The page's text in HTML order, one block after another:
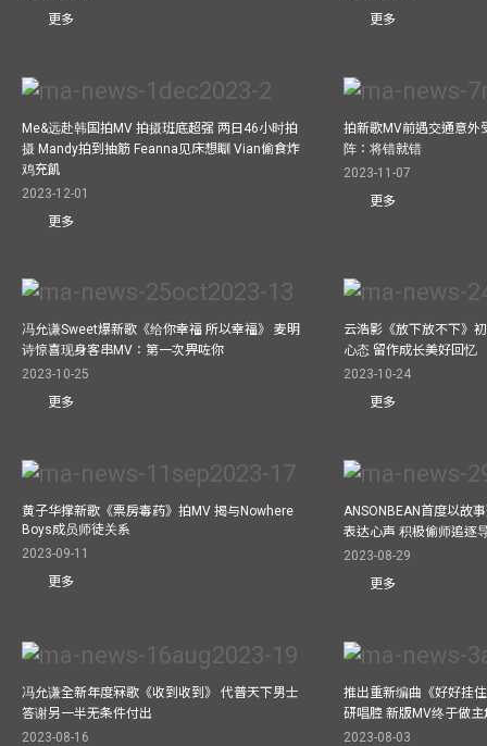
更多
更多
Me&远赴韩国拍MV 拍摄班底超强 两日46小时拍
摄 Mandy拍到抽筋 Feanna见床想瞓 Vian偷食炸
鸡充飢
2023-12-01
更多
拍新歌MV前遇交通意外
阵：将错就错
2023-11-07
更多
冯允谦Sweet爆新歌《给你幸福 所以幸福》 麦明
诗惊喜现身客串MV：第一次畀咗你
2023-10-25
更多
云浩影《放下放不下》
心态 留作成长美好回忆
2023-10-24
更多
黄子华撑新歌《票房毒药》拍MV 揭与Nowhere
Boys成员师徒关系
2023-09-11
更多
ANSONBEAN首度以故
表达心声 积极偷师追逐
2023-08-29
更多
冯允谦全新年度冧歌《收到收到》 代普天下男士
答谢另一半无条件付出
2023-08-16
推出重新编曲《好好挂
研唱腔 新版MV终于做主
2023-08-03